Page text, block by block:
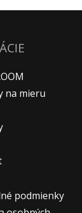
na mieru
podmienky